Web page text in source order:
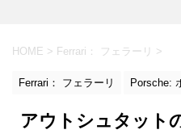
HOME > Ferrari： フェラーリ >
Ferrari： フェラーリ Porsche:
アウトシュタット